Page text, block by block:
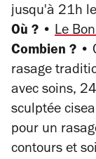
jusqu'à 21h
Où ? • Le
Combien ? •
rasage
avec soins,
sculptée
pour un
contours et